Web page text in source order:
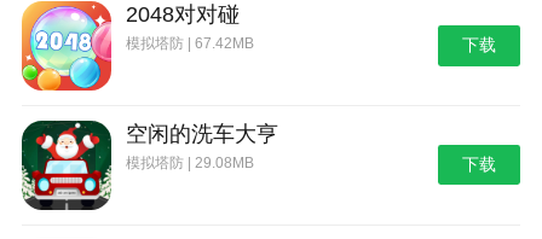
2048对对碰
模拟塔防 | 67.42MB 下载
空闲的洗车大亨
模拟塔防 | 29.08MB 下载